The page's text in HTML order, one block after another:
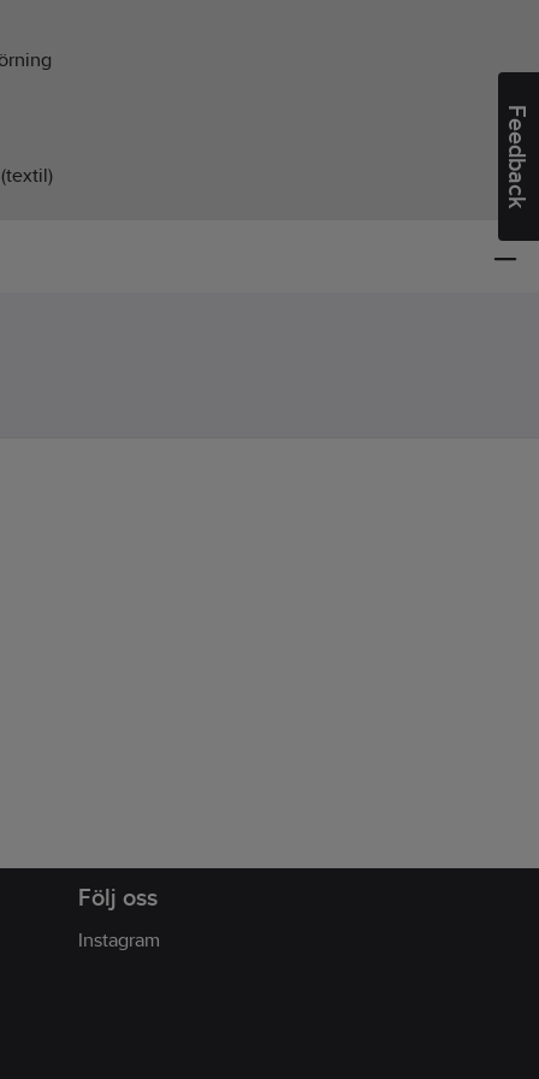
Feedback
Följ oss
Instagram